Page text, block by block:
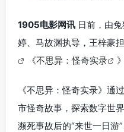
1905电影网讯 日前，由
婷、马故渊执导，王梓豪
《不思异：怪奇实录
《不思异：怪奇实录》通
市怪奇故事，探索数字世
濒死事故后的“来世一日游